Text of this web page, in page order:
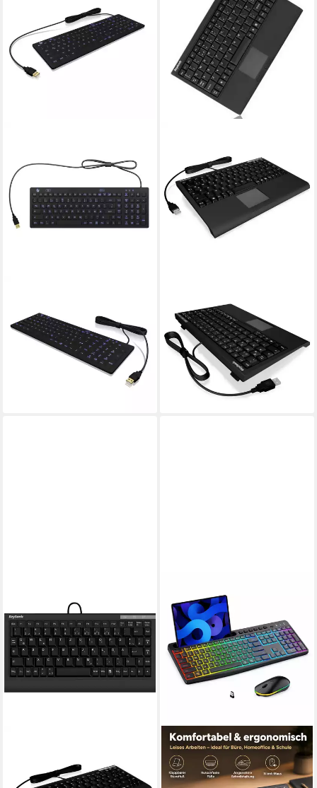
Tastatur
ab 114,99 €
mtl. in 12 Raten
lieferbar - in 3-4 Werktagen bei dir
ACK-540U+ (US)
Kabelgebunden Tastatur US-
Englisch, QWERTY Schwarz
Tastatur
65,36 €
lieferbar - in 9-11 Werktagen bei